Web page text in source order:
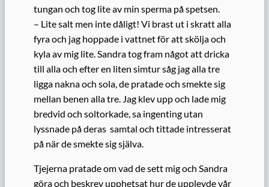
tungan och tog lite av min sperma på spetsen.
– Lite salt men inte dåligt! Vi brast ut i skratt alla
fyra och jag hoppade i vattnet för att skölja och
kyla av mig lite. Sandra tog fram något att dricka
till alla och efter en liten simtur såg jag alla tre
ligga nakna och sola, de pratade och smekte sig
mellan benen alla tre. Jag klev upp och lade mig
bredvid och soltorkade, sa ingenting utan
lyssnade på deras samtal och tittade intresserat
på när de smekte sig själva.
Tjejerna pratade om vad de sett mig och Sandra
göra och beskrev upphetsat hur de upplevde vår